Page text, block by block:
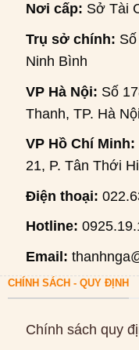
Nơi cấp: Sở Tài
Trụ sở chính:
Ninh Bình
VP Hà Nội: Số
Thanh, TP. Hà Nội
VP Hồ Chí Minh:
21, P. Tân Thới
Điện thoại:
Hotline:
Email:
CHÍNH SÁCH - QUY ĐỊNH
Chính sách quy